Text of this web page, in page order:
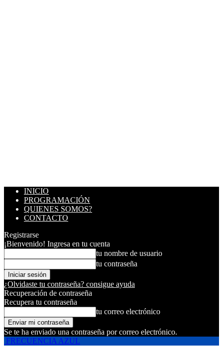
INICIO
PROGRAMACIÓN
QUIENES SOMOS?
CONTACTO
Registrarse
¡Bienvenido! Ingresa en tu cuenta
tu nombre de usuario
tu contraseña
¿Olvidaste tu contraseña? consigue ayuda
Recuperación de contraseña
Recupera tu contraseña
tu correo electrónico
Se te ha enviado una contraseña por correo electrónico.
FRECUENCIA AZUL